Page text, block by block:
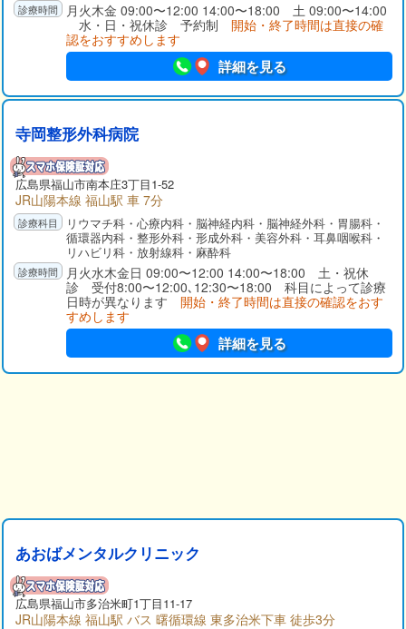
月火木金 09:00〜12:00 14:00〜18:00 土 09:00〜14:00
水・日・祝休診 予約制 開始・終了時間は直接の確
認をおすすめします
詳細を見る
寺岡整形外科病院
広島県福山市南本庄3丁目1-52
JR山陽本線 福山駅 車 7分
リウマチ科・心療内科・脳神経内科・脳神経外科・胃腸科・
循環器内科・整形外科・形成外科・美容外科・耳鼻咽喉科・
リハビリ科・放射線科・麻酔科
月火水木金日 09:00〜12:00 14:00〜18:00 土・祝休
診 受付8:00〜12:00､12:30〜18:00 科目によって診療
日時が異なります 開始・終了時間は直接の確認をおす
すめします
詳細を見る
あおばメンタルクリニック
広島県福山市多治米町1丁目11-17
JR山陽本線 福山駅 バス 曙循環線 東多治米下車 徒歩3分